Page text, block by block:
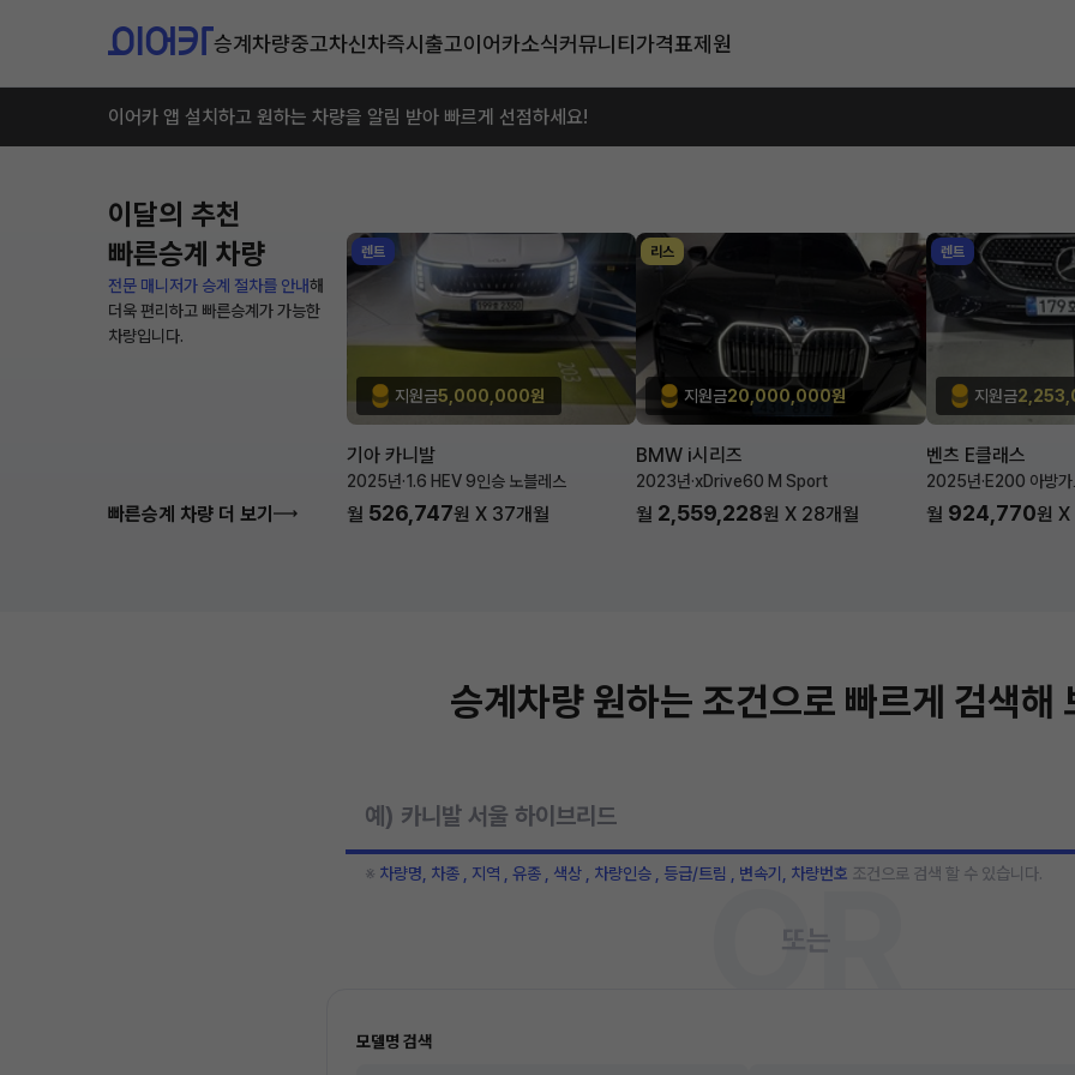
승계차량중고차신차즉시출고이어카소식커뮤니티가격표제원
이어카 앱 설치하고 원하는 차량을 알림 받아 빠르게 선점하세요!
이달의 추천
빠른승계 차량
전문 매니저가 승계 절차를 안내해
더욱 편리하고 빠른승계가 가능한
차량입니다.
빠른승계 차량 더 보기
렌트
지원금5,000,000원
기아 카니발
2025년·1.6 HEV 9인승 노블레스
월 526,747원 X 37개월
리스
지원금20,000,000원
BMW i시리즈
2023년·xDrive60 M Sport
월 2,559,228원 X 28개월
렌트
지원금
벤츠 E클래스
2025년·E200 아방가
월 924,770원 X
승계차량 원하는 조건으로 빠르게 검색해
※ 차량명, 차종 , 지역 , 유종 , 색상 , 차량인승 , 등급/트림 , 변속기, 차량번호 조건으로 검색 할 수 있습니다.
OR
또는
모델명 검색